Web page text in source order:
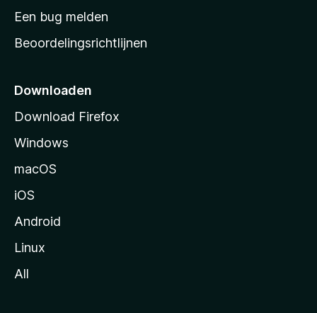
t
r
p
g
i
Een bug melden
Beoordelingsrichtlijnen
Downloaden
Download Firefox
Windows
macOS
iOS
Android
Linux
All